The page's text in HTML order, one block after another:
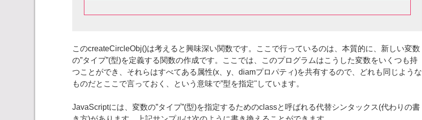
このcreateCircleObj()は考えると興味深い関数です。ここで行っているのは、本質的に、新しい変数
の”タイプ”(型)を定義する関数の作成です。ここでは、このプログラムはこうした変数をいくつも持
つことができ、それらはすべてある属性(x、y、diamプロパティ)を共有するので、どれも同じような
ものだとここで言っておく、という意味で”型を指定"しています。
JavaScriptには、変数の”タイプ”(型)を指定するためのclassと呼ばれる代替シンタックス(代わりの書